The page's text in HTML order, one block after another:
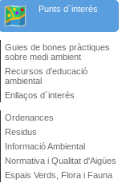
Punts d`interès
Guies de bones pràctiques
sobre medi ambient
Recursos d'educació
ambiental
Enllaços d´interés
Ordenances
Residus
Informació Ambiental
Normativa i Qualitat d'Aigües
Espais Verds, Flora i Fauna